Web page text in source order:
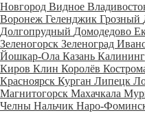
Новгород Видное
Воронеж Геленджик Грозный
Долгопрудный Домодедово
Зеленогорск Зеленоград
Йошкар-Ола Казань
Киров Клин Королёв
Красноярск Курган Липецк
Магнитогорск Махачкала
Челны Нальчик Наро-